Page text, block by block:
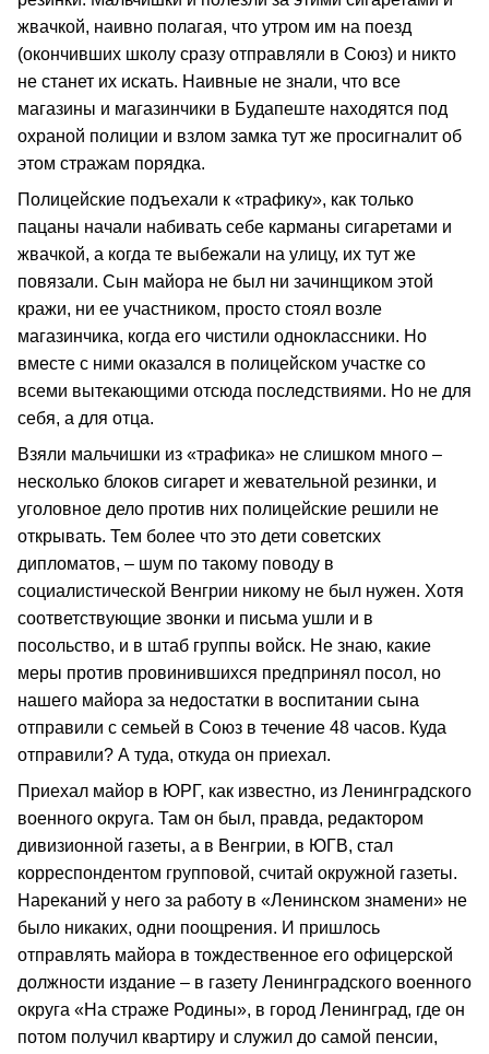
жвачкой, наивно полагая, что утром им на поезд
(окончивших школу сразу отправляли в Союз) и никто
не станет их искать. Наивные не знали, что все
магазины и магазинчики в Будапеште находятся под
охраной полиции и взлом замка тут же просигналит об
этом стражам порядка.
Полицейские подъехали к «трафику», как только
пацаны начали набивать себе карманы сигаретами и
жвачкой, а когда те выбежали на улицу, их тут же
повязали. Сын майора не был ни зачинщиком этой
кражи, ни ее участником, просто стоял возле
магазинчика, когда его чистили одноклассники. Но
вместе с ними оказался в полицейском участке со
всеми вытекающими отсюда последствиями. Но не для
себя, а для отца.
Взяли мальчишки из «трафика» не слишком много –
несколько блоков сигарет и жевательной резинки, и
уголовное дело против них полицейские решили не
открывать. Тем более что это дети советских
дипломатов, – шум по такому поводу в
социалистической Венгрии никому не был нужен. Хотя
соответствующие звонки и письма ушли и в
посольство, и в штаб группы войск. Не знаю, какие
меры против провинившихся предпринял посол, но
нашего майора за недостатки в воспитании сына
отправили с семьей в Союз в течение 48 часов. Куда
отправили? А туда, откуда он приехал.
Приехал майор в ЮРГ, как известно, из Ленинградского
военного округа. Там он был, правда, редактором
дивизионной газеты, а в Венгрии, в ЮГВ, стал
корреспондентом групповой, считай окружной газеты.
Нареканий у него за работу в «Ленинском знамени» не
было никаких, одни поощрения. И пришлось
отправлять майора в тождественное его офицерской
должности издание – в газету Ленинградского военного
округа «На страже Родины», в город Ленинград, где он
потом получил квартиру и служил до самой пенсии,